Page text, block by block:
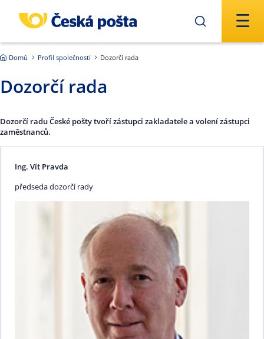
Domů Profil společnosti Dozorčí rada
Dozorčí rada
Dozorčí radu České pošty tvoří zástupci zakladatele a volení zástupci
zaměstnanců.
Ing. Vít Pravda
předseda dozorčí rady